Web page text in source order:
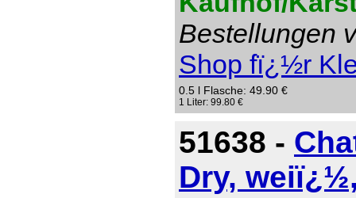
Bestellungen
Shop fï¿½r
0.5 l Flasche: 49.90 €
1 Liter: 99.80 €
51638 -
Dry,